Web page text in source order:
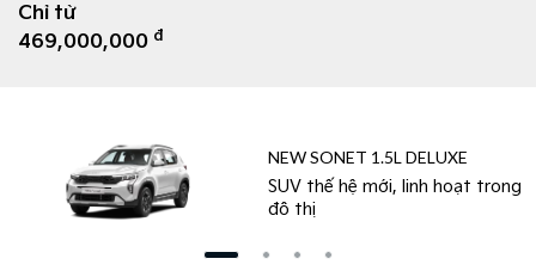
Chỉ từ
469,000,000 đ
NEW SONET 1.5L DELUXE
SUV thế hệ mới, linh hoạt trong
đô thị